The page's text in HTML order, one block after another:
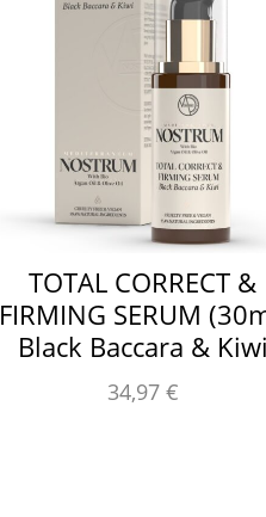
TOTAL CORRECT &
FIRMING SERUM
Black Baccara & Kiwi
34,97 €